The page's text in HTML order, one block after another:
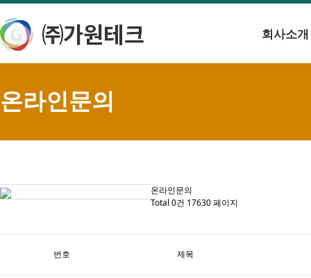
회사소개
온라인문의
온라인문의
Total 0건 17630 페이지
번호 제목